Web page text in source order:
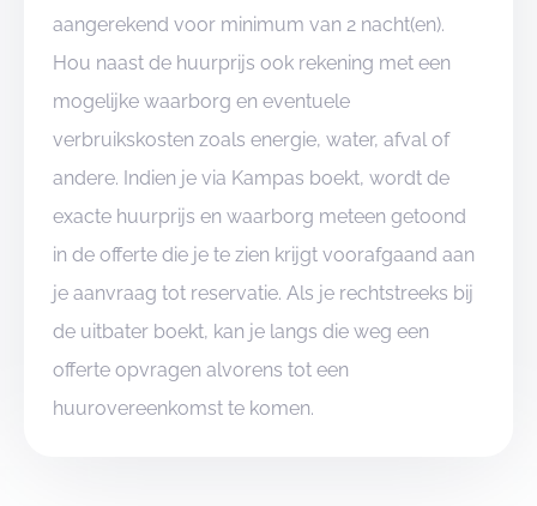
aangerekend voor minimum van 2 nacht(en).
Hou naast de huurprijs ook rekening met een
mogelijke waarborg en eventuele
verbruikskosten zoals energie, water, afval of
andere. Indien je via Kampas boekt, wordt de
exacte huurprijs en waarborg meteen getoond
in de offerte die je te zien krijgt voorafgaand aan
je aanvraag tot reservatie. Als je rechtstreeks bij
de uitbater boekt, kan je langs die weg een
offerte opvragen alvorens tot een
huurovereenkomst te komen.